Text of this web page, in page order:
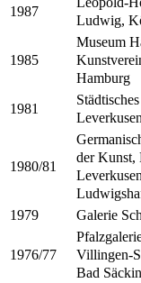
1987
Ludwig,
1985
Museum
Hamburg
1981
1980/81
der Kunst,
1979 Galerie
1976/77
Villingen-
Bad